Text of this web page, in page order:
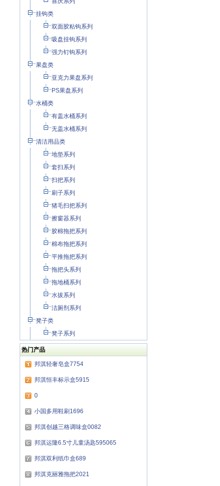
挂钩类
双面胶粘钩系列
吸盘挂钩系列
强力钉钩系列
果盘类
亚克力果盘系列
PS果盘系列
水桶类
有盖水桶系列
无盖水桶系列
清洁用品类
地垫系列
套扫系列
扫把系列
刷子系列
猪毛扫把系列
擦窗器系列
胶棉拖把系列
棉布拖把系列
平推拖把系列
拖把头系列
拖地桶系列
水拔系列
洁厕剂系列
凳子类
凳子系列
热门产品
邦淇轻奢皂盒7754
邦淇恒丰标示盒5915
0
小国多用鞋刷1696
邦淇创越三格调味盒0082
邦淇运隆6.5寸儿童汤匙595065
邦淇双利纸巾盒689
邦淇克丽雅拖把2021